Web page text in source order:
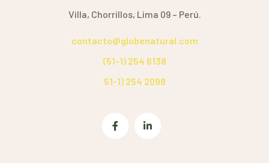
Villa, Chorrillos, Lima 09 – Perú.
contacto@globenatural.com
(51-1) 254 6138
51-1) 254 2098